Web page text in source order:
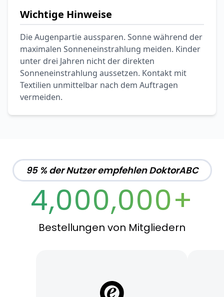
Wichtige Hinweise
Die Augenpartie aussparen. Sonne während der
maximalen Sonneneinstrahlung meiden. Kinder
unter drei Jahren nicht der direkten
Sonneneinstrahlung aussetzen. Kontakt mit
Textilien unmittelbar nach dem Auftragen
vermeiden.
95 % der Nutzer empfehlen DoktorABC
4,000,000+
Bestellungen von Mitgliedern